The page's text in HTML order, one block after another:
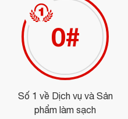
0#
Số 1 về Dịch vụ và Sản
phẩm làm sạch